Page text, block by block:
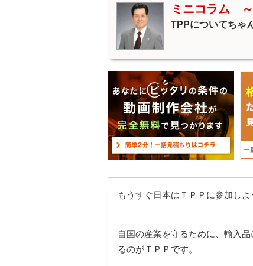
ミニコラム
TPPについてちゃ
もうすぐ日本はＴＰＰに参加しよ
自国の産業を守るために、輸入
るのがＴＰＰです。